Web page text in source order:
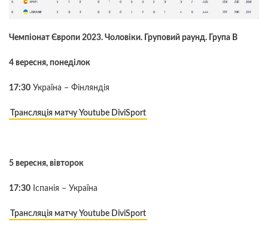
Чемпіонат Європи 2023. Чоловіки. Груповий раунд. Група В
4 вересня, понеділок
17:30 Україна – Фінляндія
Трансляція матчу Youtube DiviSport
5 вересня, вівторок
17:30 Іспанія – Україна
Трансляція матчу Youtube DiviSport